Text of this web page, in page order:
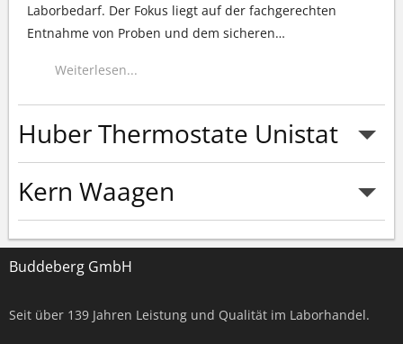
Laborbedarf. Der Fokus liegt auf der fachgerechten
Entnahme von Proben und dem sicheren…
Weiterlesen...
Huber Thermostate Unistat
Weiterlesen...
Kern Waagen
Buddeberg GmbH
Seit über 139 Jahren Leistung und Qualität im Laborhandel.